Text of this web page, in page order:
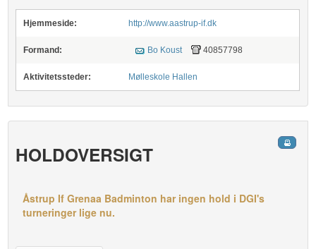
Hjemmeside: http://www.aastrup-if.dk
Formand: Bo Koust 40857798
Aktivitetssteder: Mølleskole Hallen
HOLDOVERSIGT
Åstrup If Grenaa Badminton har ingen hold i DGI's
turneringer lige nu.